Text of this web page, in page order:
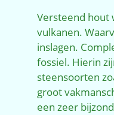
Versteend hout
vulkanen.
inslagen.
fossiel. Hierin
steensoorten
groot
een zeer